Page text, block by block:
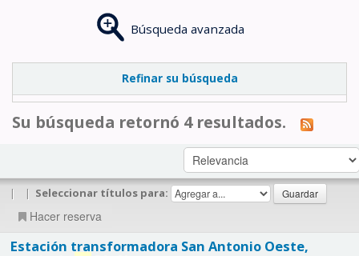
Búsqueda avanzada
Refinar su búsqueda
Su búsqueda retornó 4 resultados.
| | Seleccionar títulos para:
Hacer reserva
Estación transformadora San Antonio Oeste,